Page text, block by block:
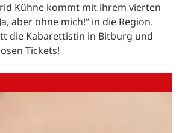
Kühne kommt mit ihrem vierten
aber ohne mich!“ in die Region.
die Kabarettistin in Bitburg und
Tickets!